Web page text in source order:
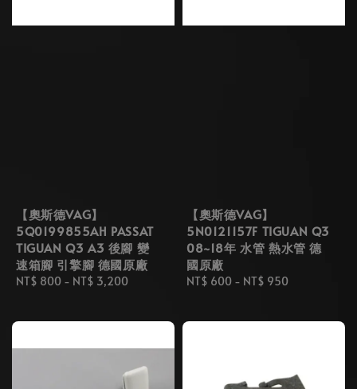
【奧斯德VAG】
5Q0199855AH PASSAT
TIGUAN Q3 A3 後腳 變
速箱腳 引擎腳 德國原廠
Regular
NT$ 800 - NT$ 3,200
【奧斯德VAG】
5N0121157F TIGUAN Q3
08~18年 水管 熱水管 德
國原廠
Regular
NT$ 600 - NT$ 950